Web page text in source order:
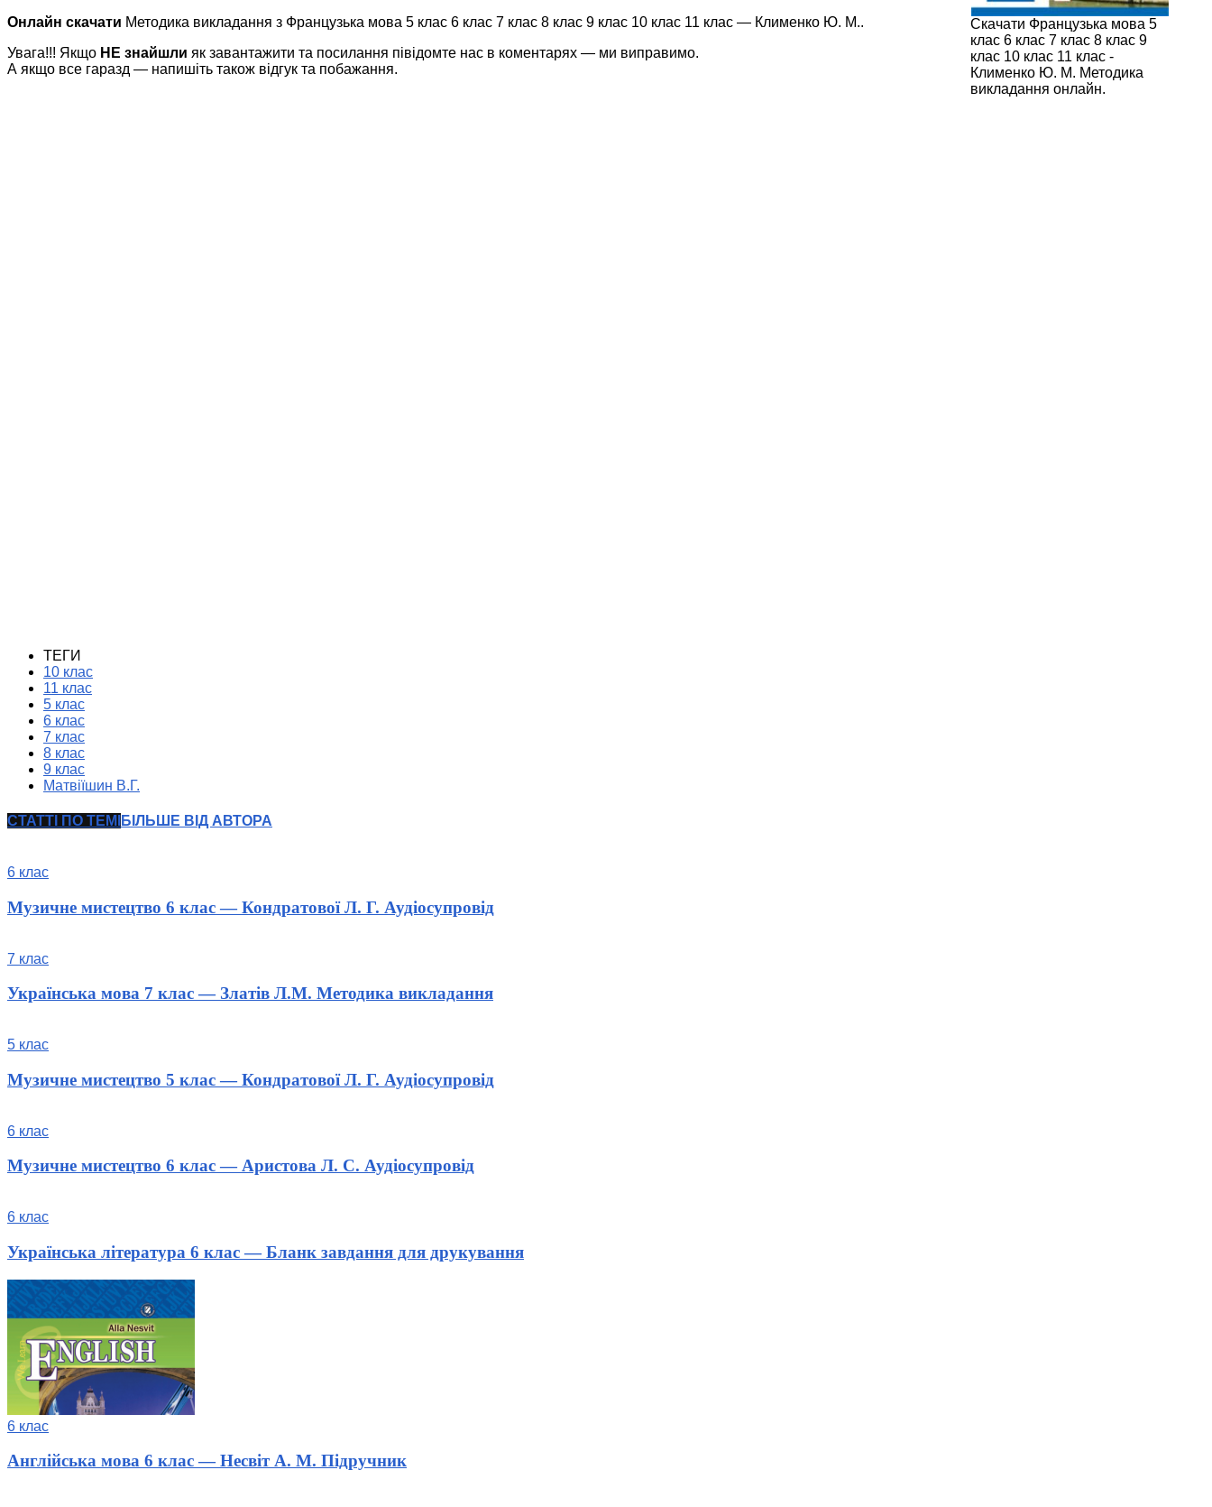
Скачати Французька мова 5
клас 6 клас 7 клас 8 клас 9
клас 10 клас 11 клас -
Клименко Ю. М. Методика
викладання онлайн.
Онлайн скачати Методика викладання з Французька мова 5 клас 6 клас 7 клас 8 клас 9 клас 10 клас 11 клас — Клименко Ю. М..
Увага!!! Якщо НЕ знайшли як завантажити та посилання півідомте нас в коментарях — ми виправимо.
А якщо все гаразд — напишіть також відгук та побажання.
ТЕГИ
10 клас
11 клас
5 клас
6 клас
7 клас
8 клас
9 клас
Матвіїшин В.Г.
СТАТТІ ПО ТЕМІ БІЛЬШЕ ВІД АВТОРА
6 клас
Музичне мистецтво 6 клас — Кондратової Л. Г. Аудіосупровід
7 клас
Українська мова 7 клас — Златів Л.М. Методика викладання
5 клас
Музичне мистецтво 5 клас — Кондратової Л. Г. Аудіосупровід
6 клас
Музичне мистецтво 6 клас — Аристова Л. С. Аудіосупровід
6 клас
Українська література 6 клас — Бланк завдання для друкування
6 клас
Англійська мова 6 клас — Несвіт А. М. Підручник